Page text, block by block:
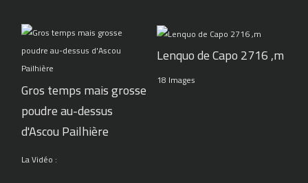
Gros temps mais grosse
poudre au-dessus
d'Ascou Pailhière
La Vidéo :
Lenquo de Capo 2716 ,m
18 Images